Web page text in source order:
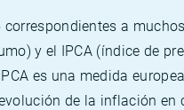
a
y el IPCA (índice de
es una medida
de la inflación en